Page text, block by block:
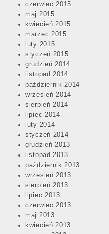
czerwiec 2015
maj 2015
kwiecień 2015
marzec 2015
luty 2015
styczeń 2015
grudzień 2014
listopad 2014
październik 2014
wrzesień 2014
sierpień 2014
lipiec 2014
luty 2014
styczeń 2014
grudzień 2013
listopad 2013
październik 2013
wrzesień 2013
sierpień 2013
lipiec 2013
czerwiec 2013
maj 2013
kwiecień 2013